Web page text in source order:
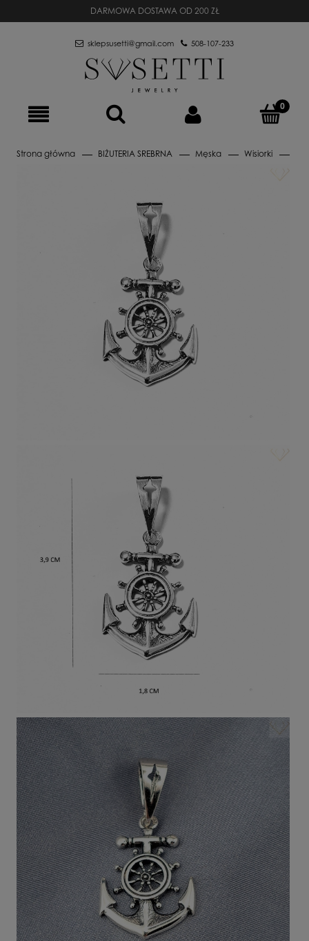
DARMOWA DOSTAWA OD 200 ZŁ
sklepsusetti@gmail.com 508-107-233
Strona główna BIŻUTERIA SREBRNA Męska Wisiorki